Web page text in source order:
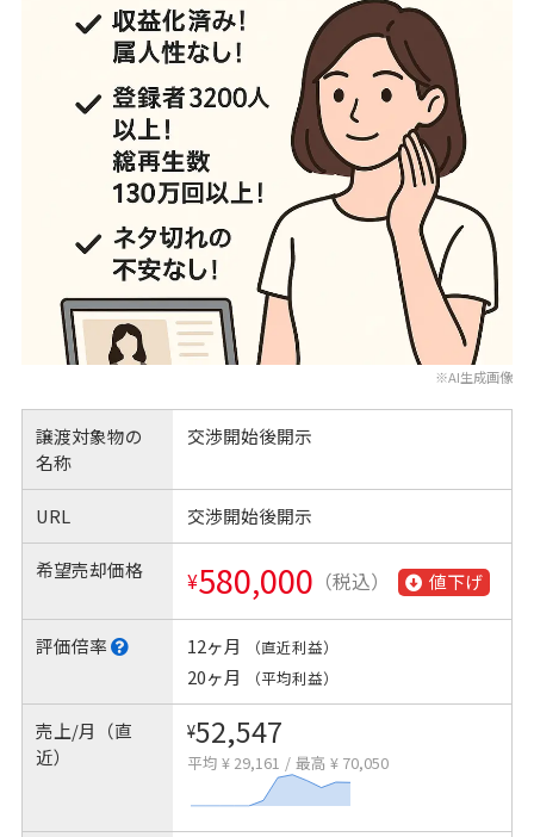
※AI生成画像
譲渡対象物の
名称
交渉開始後開示
URL 交渉開始後開示
希望売却価格 ¥580,000 （税込） 値下げ
評価倍率 12ヶ月 （直近利益）
20ヶ月 （平均利益）
売上/月（直
近）
¥52,547
平均 ¥ 29,161 / 最高 ¥ 70,050